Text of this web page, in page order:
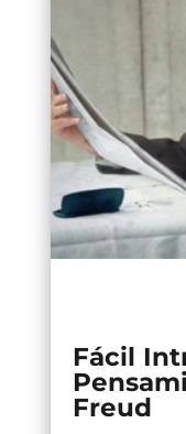
Fácil
Freud